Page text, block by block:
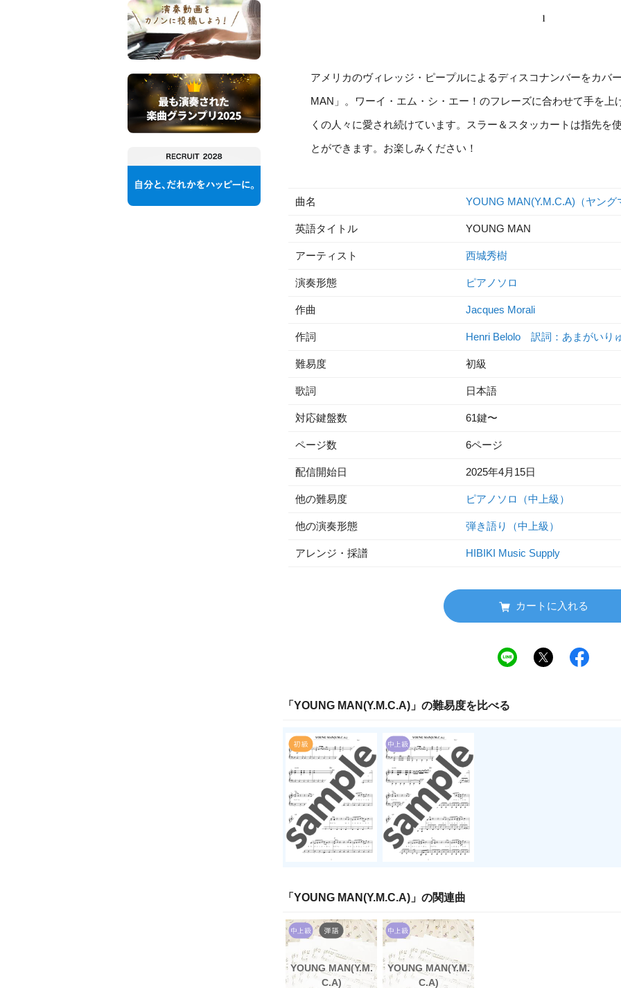
アメリカのヴィレッジ・ピープルによるディスコナンバーをカバ
MAN」。ワーイ・エム・シ・エー！のフレーズに合わせて手を上
くの人々に愛され続けています。スラー＆スタッカートは指先を
とができます。お楽しみください！
曲名 YOUNG MAN(Y.M.C.A)（ヤング
英語タイトル YOUNG MAN
アーティスト 西城秀樹
演奏形態 ピアノソロ
作曲 Jacques Morali
作詞 Henri Belolo 訳詞：あまがいり
難易度 初級
歌詞 日本語
対応鍵盤数 61鍵〜
ページ数 6ページ
配信開始日 2025年4月15日
他の難易度 ピアノソロ（中上級）
他の演奏形態 弾き語り（中上級）
アレンジ・採譜 HIBIKI Music Supply
カートに入れる
「 YOUNG MAN(Y.M.C.A) 」の難易度を比べる
「 YOUNG MAN(Y.M.C.A) 」の関連曲
YOUNG MAN(Y.M.
C.A)
YOUNG MAN(Y.M.
C.A)